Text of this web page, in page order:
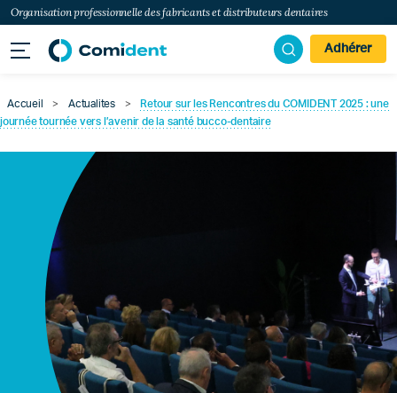
Organisation professionnelle des fabricants et distributeurs dentaires
Adhérer
Accueil > Actualites >
Retour sur les Rencontres du COMIDENT 2025 : une
journée tournée vers l’avenir de la santé bucco-dentaire